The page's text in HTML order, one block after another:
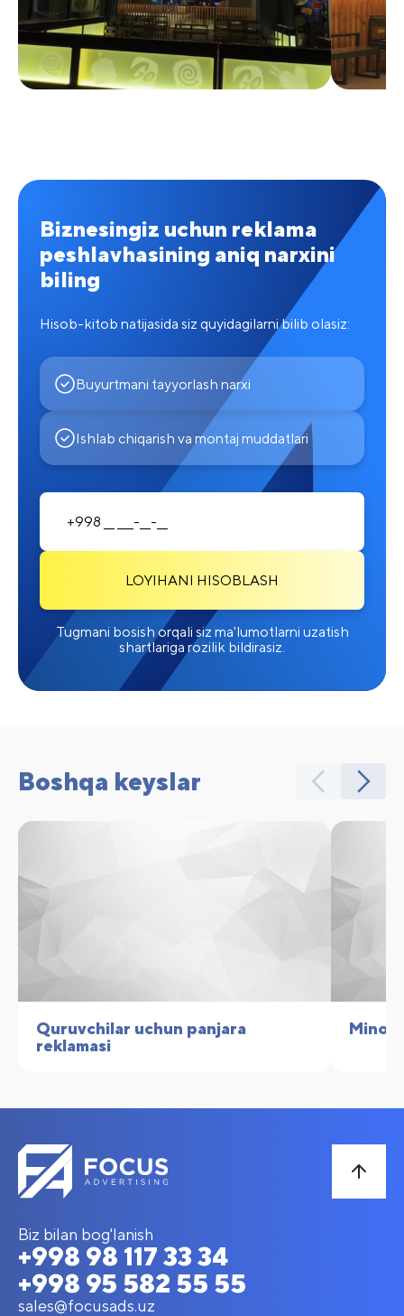
Biznesingiz uchun reklama
peshlavhasining aniq narxini
biling
Hisob-kitob natijasida siz quyidagilarni bilib olasiz:
Buyurtmani tayyorlash narxi
Ishlab chiqarish va montaj muddatlari
LOYIHANI HISOBLASH
Tugmani bosish orqali siz ma'lumotlarni uzatish
shartlariga rozilik bildirasiz.
Boshqa keyslar
Quruvchilar uchun panjara
reklamasi
Biz bilan bog'lanish
+998 98 117 33 34
+998 95 582 55 55
sales@focusads.uz